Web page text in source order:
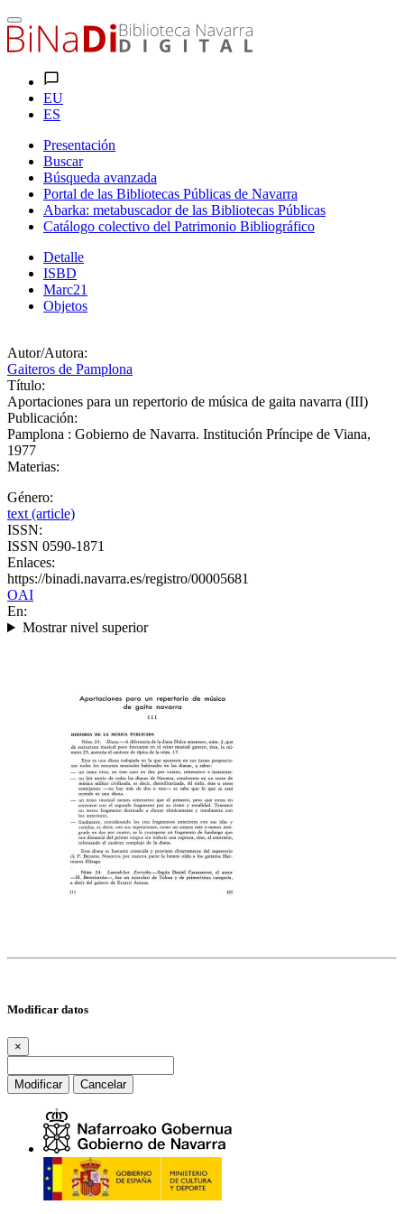
EU
ES
Presentación
Buscar
Búsqueda avanzada
Portal de las Bibliotecas Públicas de Navarra
Abarka: metabuscador de las Bibliotecas Públicas
Catálogo colectivo del Patrimonio Bibliográfico
Detalle
ISBD
Marc21
Objetos
Autor/Autora:
Gaiteros de Pamplona
Título:
Aportaciones para un repertorio de música de gaita navarra (III)
Publicación:
Pamplona : Gobierno de Navarra. Institución Príncipe de Viana,
1977
Materias:
Género:
text (article)
ISSN:
ISSN 0590-1871
Enlaces:
https://binadi.navarra.es/registro/00005681
OAI
En:
Mostrar nivel superior
Modificar datos
×
Modificar Cancelar